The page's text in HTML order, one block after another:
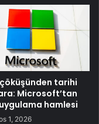
tarihi
Microsoft’tan
hamlesi
1, 2026